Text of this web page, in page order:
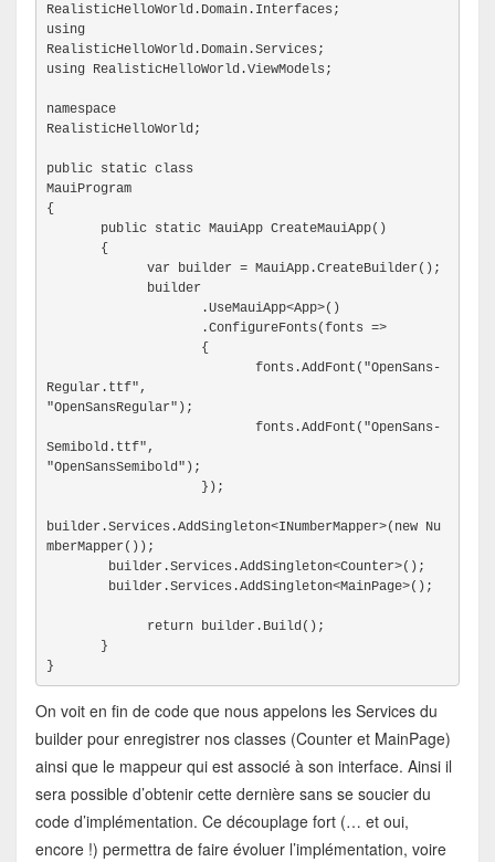
RealisticHelloWorld.Domain.Interfaces;
using
RealisticHelloWorld.Domain.Services;
using RealisticHelloWorld.ViewModels;
namespace
RealisticHelloWorld;
public static class
MauiProgram
{
public static MauiApp CreateMauiApp()
{
var builder = MauiApp.CreateBuilder();
builder
.UseMauiApp<App>()
.ConfigureFonts(fonts =>
{
fonts.AddFont("OpenSans-
Regular.ttf",
"OpenSansRegular");
fonts.AddFont("OpenSans-
Semibold.ttf",
"OpenSansSemibold");
});
builder.Services.AddSingleton<INumberMapper>(new Nu
mberMapper());
builder.Services.AddSingleton<Counter>();
builder.Services.AddSingleton<MainPage>();
return builder.Build();
}
}
On voit en fin de code que nous appelons les Services du
builder pour enregistrer nos classes (Counter et MainPage)
ainsi que le mappeur qui est associé à son interface. Ainsi il
sera possible d’obtenir cette dernière sans se soucier du
code d’implémentation. Ce découplage fort (… et oui,
encore !) permettra de faire évoluer l’implémentation, voire